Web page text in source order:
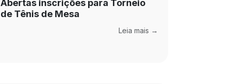
Abertas inscrições para Torneio
de Tênis de Mesa
Leia mais →